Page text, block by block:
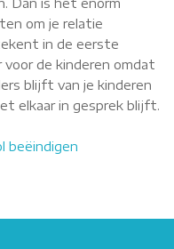
Dan is het enorm
om je relatie
in de eerste
voor de kinderen omdat
blijft van je kinderen
elkaar in gesprek blijft.
beëindigen